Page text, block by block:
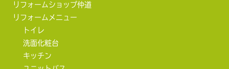
リフォームショップ仲道
リフォームメニュー
トイレ
洗面化粧台
キッチン